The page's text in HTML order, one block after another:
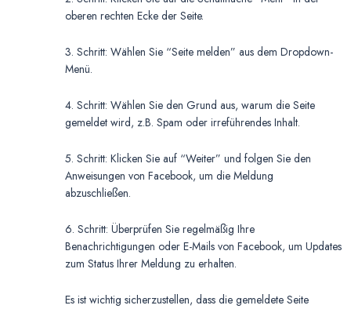
oberen rechten Ecke der Seite.
3. Schritt: Wählen Sie “Seite melden” aus dem Dropdown-
Menü.
4. Schritt: Wählen Sie den Grund aus, warum die Seite
gemeldet wird, z.B. Spam oder irreführendes Inhalt.
5. Schritt: Klicken Sie auf “Weiter” und folgen Sie den
Anweisungen von Facebook, um die Meldung
abzuschließen.
6. Schritt: Überprüfen Sie regelmäßig Ihre
Benachrichtigungen oder E-Mails von Facebook, um Updates
zum Status Ihrer Meldung zu erhalten.
Es ist wichtig sicherzustellen, dass die gemeldete Seite